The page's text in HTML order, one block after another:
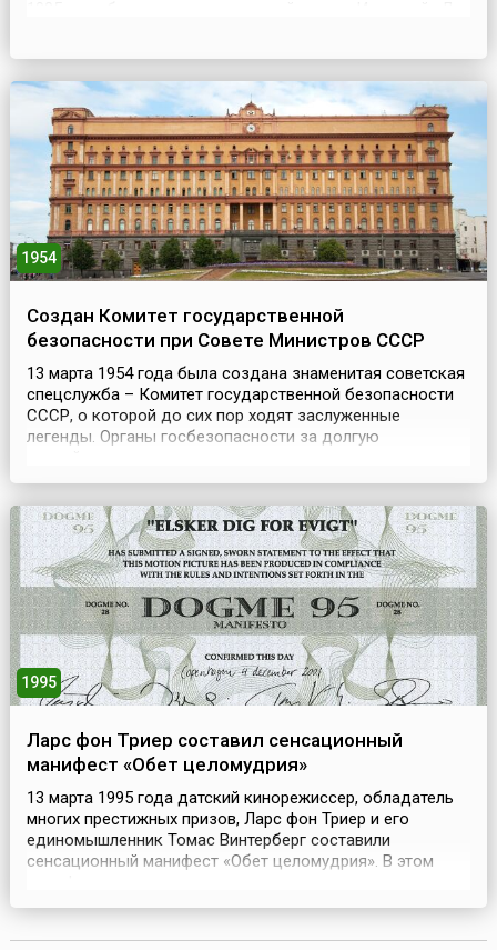
1954
Создан Комитет государственной
безопасности при Совете Министров СССР
13 марта 1954 года была создана знаменитая советская
спецслужба – Комитет государственной безопасности
СССР, о которой до сих пор ходят заслуженные
легенды. Органы госбезопасности за долгую
всегда выделялись в самостоятельную структуру. Так, в
Совета министров и Президиума Верховного Совета под
ру...
1995
Ларс фон Триер составил сенсационный
манифест «Обет целомудрия»
13 марта 1995 года датский кинорежиссер, обладатель
многих престижных призов, Ларс фон Триер и его
единомышленник Томас Винтерберг составили
сенсационный манифест «Обет целомудрия». В этом
художественного направления под названием
время работы над фильмами «Королевство» (1994) и